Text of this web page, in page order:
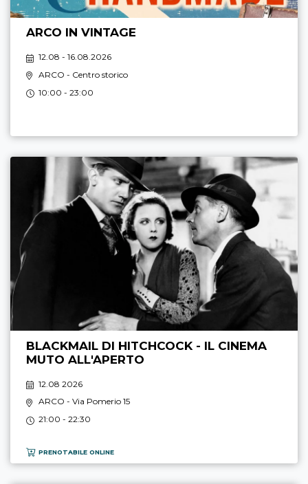
ARCO IN VINTAGE
12.08 - 16.08.2026
ARCO - Centro storico
10:00 - 23:00
BLACKMAIL DI HITCHCOCK - IL CINEMA
MUTO ALL'APERTO
12.08 2026
ARCO - Via Pomerio 15
21:00 - 22:30
PRENOTABILE ONLINE